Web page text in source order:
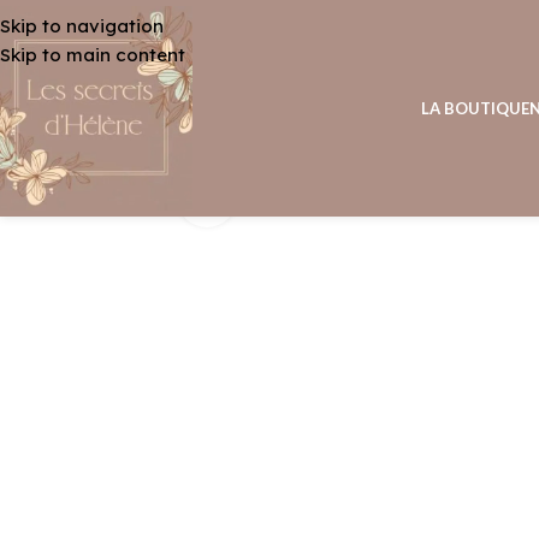
Skip to navigation
Skip to main content
LA BOUTIQUE